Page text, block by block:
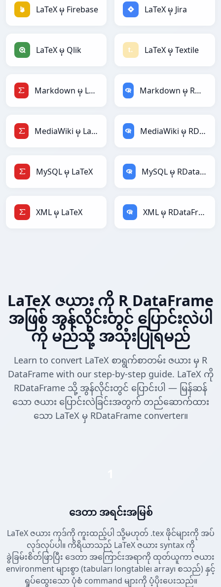
LaTeX မှ Firebase LaTeX မှ Jira
LaTeX မှ Qlik LaTeX မှ Textile
Markdown မှ LaTeX Markdown မှ RDataFrame
MediaWiki မှ LaTeX MediaWiki မှ RDataFrame
MySQL မှ LaTeX MySQL မှ RDataFrame
XML မှ LaTeX XML မှ RDataFrame
LaTeX ဇယား ကို R DataFrame
အဖြစ် အွန်လိုင်းတွင် ပြောင်းလဲပါ
ကို မည်သို့ အသုံးပြုရမည်
Learn to convert LaTeX စာရွက်စာတမ်း ဇယား မှ R
DataFrame with our step-by-step guide. LaTeX ကို
RDataFrame သို့ အွန်လိုင်းတွင် ပြောင်းပါ — မြန်ဆန်
သော ဇယား ပြောင်းလဲခြင်းအတွက် တည်ဆောက်ထား
သော LaTeX မှ RDataFrame converter။
ဒေတာ အရင်းအမြစ်
LaTeX ဇယား ကုဒ်ကို ကူးထည့်ပါ သို့မဟုတ် .tex ဖိုင်များကို အပ်
လုဒ်လုပ်ပါ။ ကိရိယာသည် LaTeX ဇယား syntax ကို
ခွဲခြမ်းစိတ်ဖြာပြီး ဒေတာ အကြောင်းအရာကို ထုတ်ယူကာ ဇယား
environment များစွာ (tabular၊ longtable၊ array၊ စသည်) နှင့်
ရှုပ်ထွေးသော ပုံစံ command များကို ပံ့ပိုးပေးသည်။